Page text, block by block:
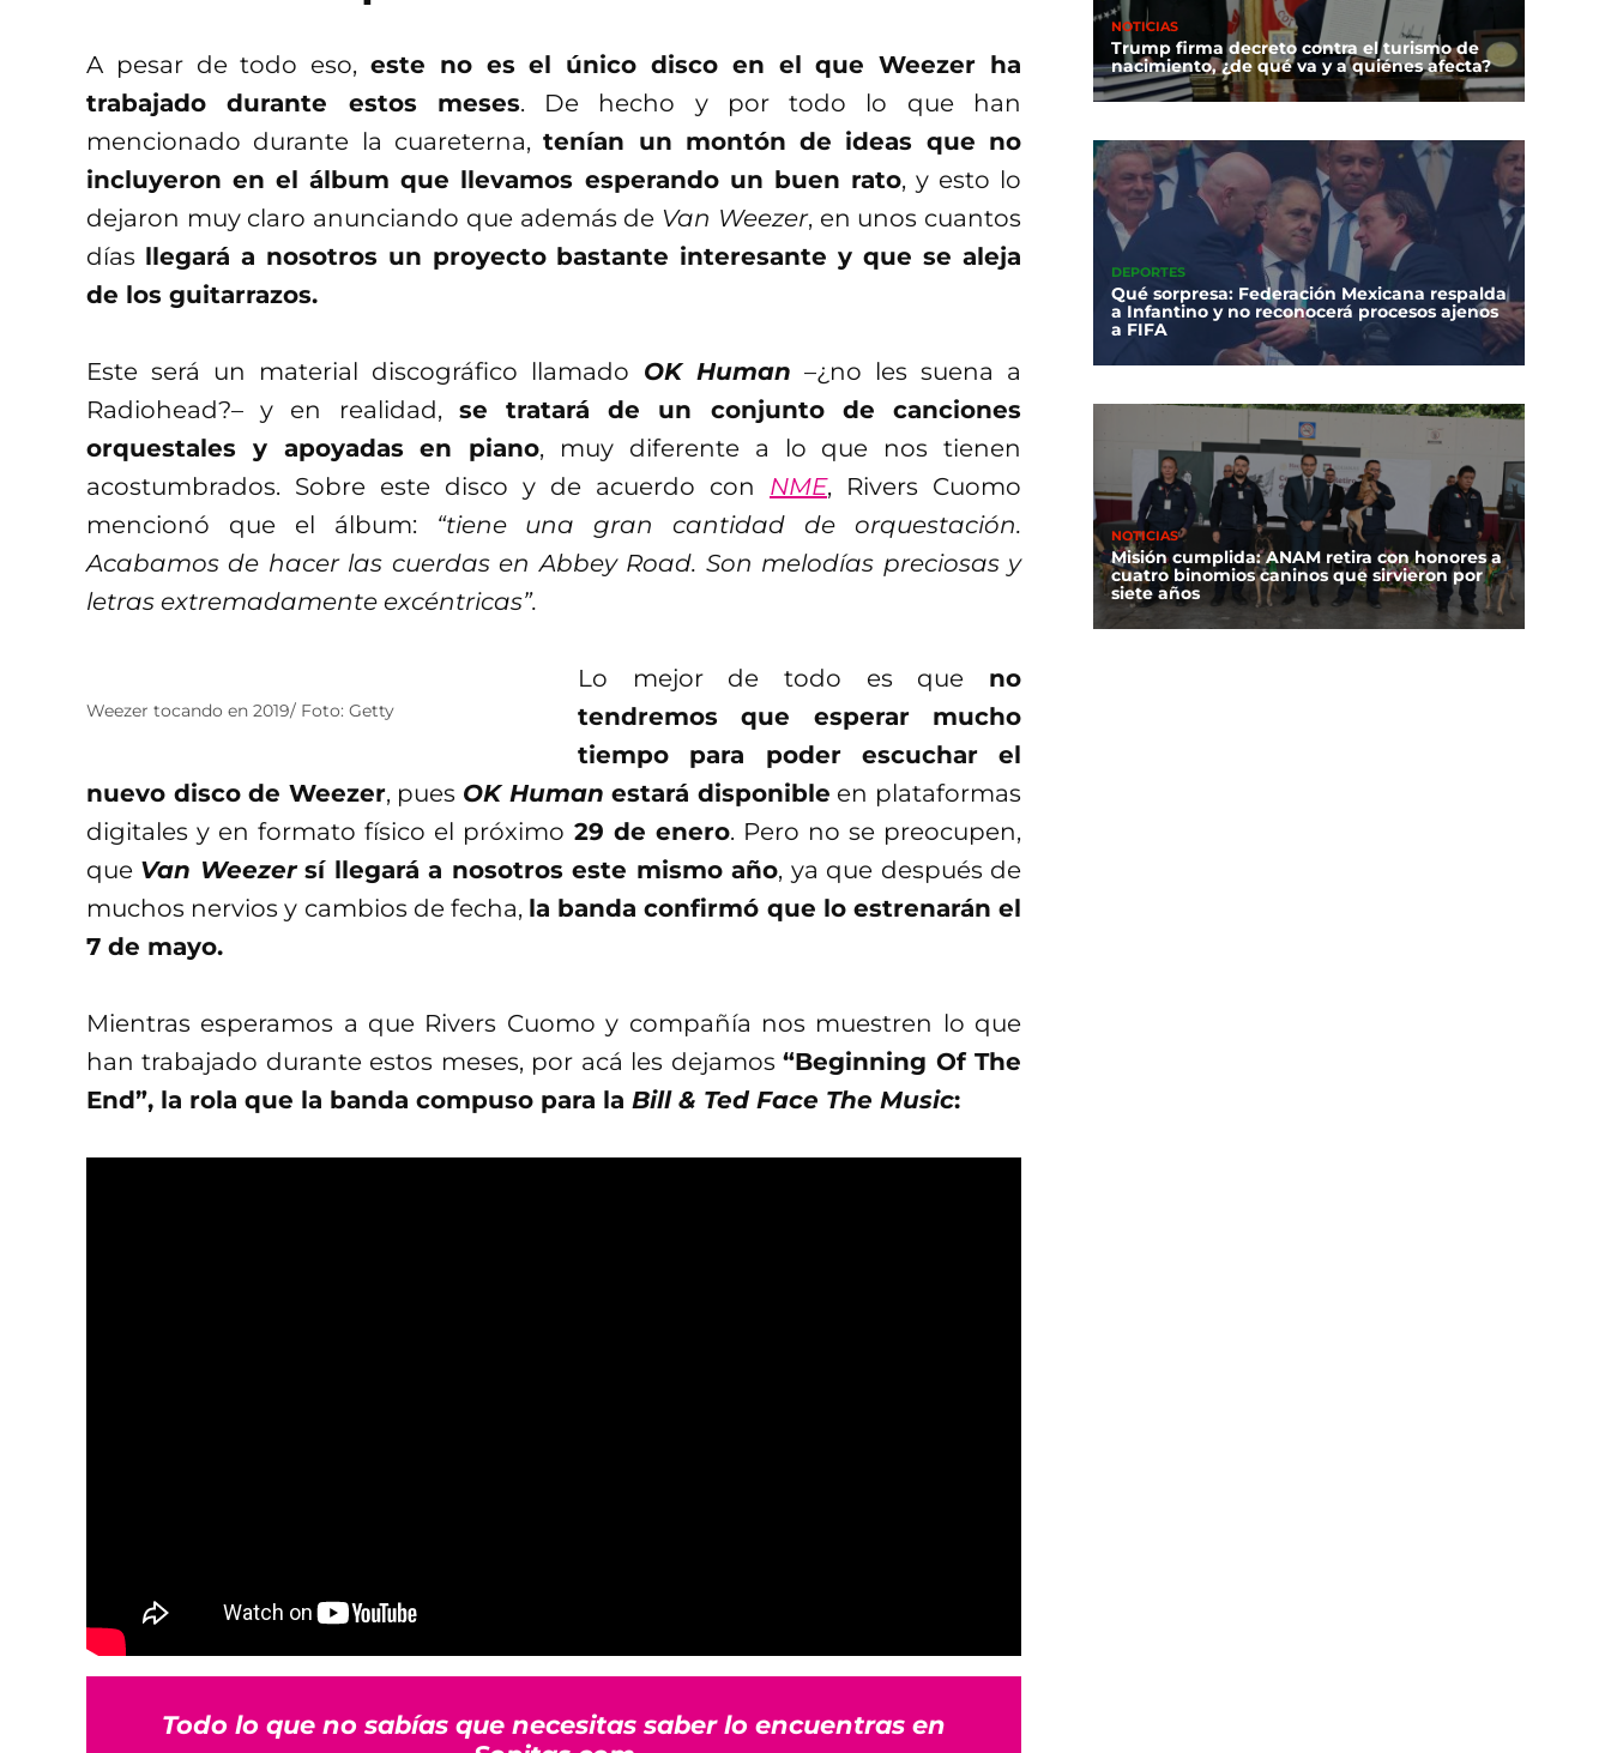
A pesar de todo eso, este no es el único disco en el que Weezer ha
trabajado durante estos meses. De hecho y por todo lo que han
mencionado durante la cuareterna,tenían un montón de ideas que no
incluyeron en el álbum que llevamos esperando un buen rato, y esto lo
dejaron muy claro anunciando que además de Van Weezer, en unos cuantos
días llegará a nosotros un proyecto bastante interesante y que se aleja
de los guitarrazos.
Este será un material discográfico llamado OK Human –¿no les suena a
Radiohead?– y en realidad, se tratará de un conjunto de canciones
orquestales y apoyadas en piano, muy diferente a lo que nos tienen
acostumbrados. Sobre este disco y de acuerdo con NME, Rivers Cuomo
mencionó que el álbum:
“tiene una gran cantidad de orquestación.
Acabamos de hacer las cuerdas en Abbey Road. Son melodías preciosas y
letras extremadamente excéntricas”.
Weezer tocando en 2019/ Foto: Getty
Lo mejor de todo es que no
tendremos que esperar mucho
tiempo para poder escuchar el
nuevo disco de Weezer, pues OK Human estará disponible en plataformas
digitales y en formato físico el próximo 29 de enero. Pero no se preocupen,
que Van Weezer sí llegará a nosotros este mismo año, ya que después de
muchos nervios y cambios de fecha, la banda confirmó que lo estrenarán el
7 de mayo.
Mientras esperamos a que Rivers Cuomo y compañía nos muestren lo que
han trabajado durante estos meses, por acá les dejamos“Beginning Of The
End”, la rola que la banda compuso para la Bill & Ted Face The Music:
Todo lo que no sabías que necesitas saber lo encuentras en
NOTICIAS
Trump firma decreto contra el turismo de
nacimiento, ¿de qué va y a quiénes afecta?
DEPORTES
Qué sorpresa: Federación Mexicana respalda
a Infantino y no reconocerá procesos ajenos
a FIFA
NOTICIAS
Misión cumplida: ANAM retira con honores a
cuatro binomios caninos que sirvieron por
siete años